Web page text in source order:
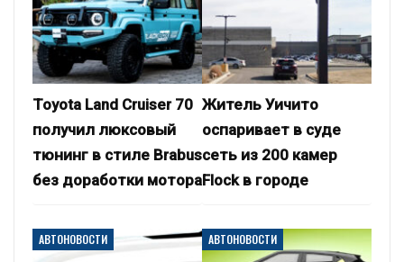
Toyota Land Cruiser 70
получил люксовый
тюнинг в стиле Brabus
без доработки мотора
Житель Уичито
оспаривает в суде
сеть из 200 камер
Flock в городе
АВТОНОВОСТИ АВТОНОВОСТИ